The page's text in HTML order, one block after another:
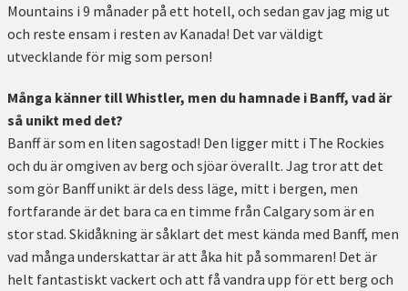
Mountains i 9 månader på ett hotell, och sedan gav jag mig ut
och reste ensam i resten av Kanada! Det var väldigt
utvecklande för mig som person!
Många känner till Whistler, men du hamnade i Banff, vad är
så unikt med det?
Banff är som en liten sagostad! Den ligger mitt i The Rockies
och du är omgiven av berg och sjöar överallt. Jag tror att det
som gör Banff unikt är dels dess läge, mitt i bergen, men
fortfarande är det bara ca en timme från Calgary som är en
stor stad. Skidåkning är såklart det mest kända med Banff, men
vad många underskattar är att åka hit på sommaren! Det är
helt fantastiskt vackert och att få vandra upp för ett berg och